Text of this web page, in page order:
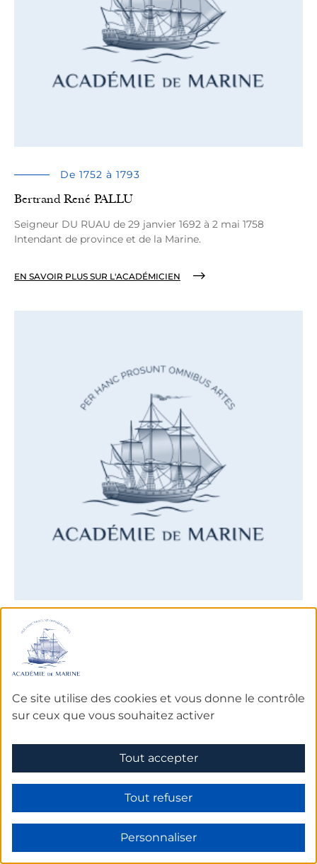
Ce site utilise des cookies et vous donne le contrôle
sur ceux que vous souhaitez activer
Tout accepter
Tout refuser
Personnaliser
De 1752 à 1793
Bertrand René PALLU
Seigneur DU RUAU de 29 janvier 1692 à 2 mai 1758
Intendant de province et de la Marine.
EN SAVOIR PLUS SUR L'ACADÉMICIEN
De 1752 à 1793
Louis Henri de PASCAL de SAINT-FÉLIX
Baron de FAUGЀRES de 5 octobre 1725 à Décédé en 1804
Officier de Marine